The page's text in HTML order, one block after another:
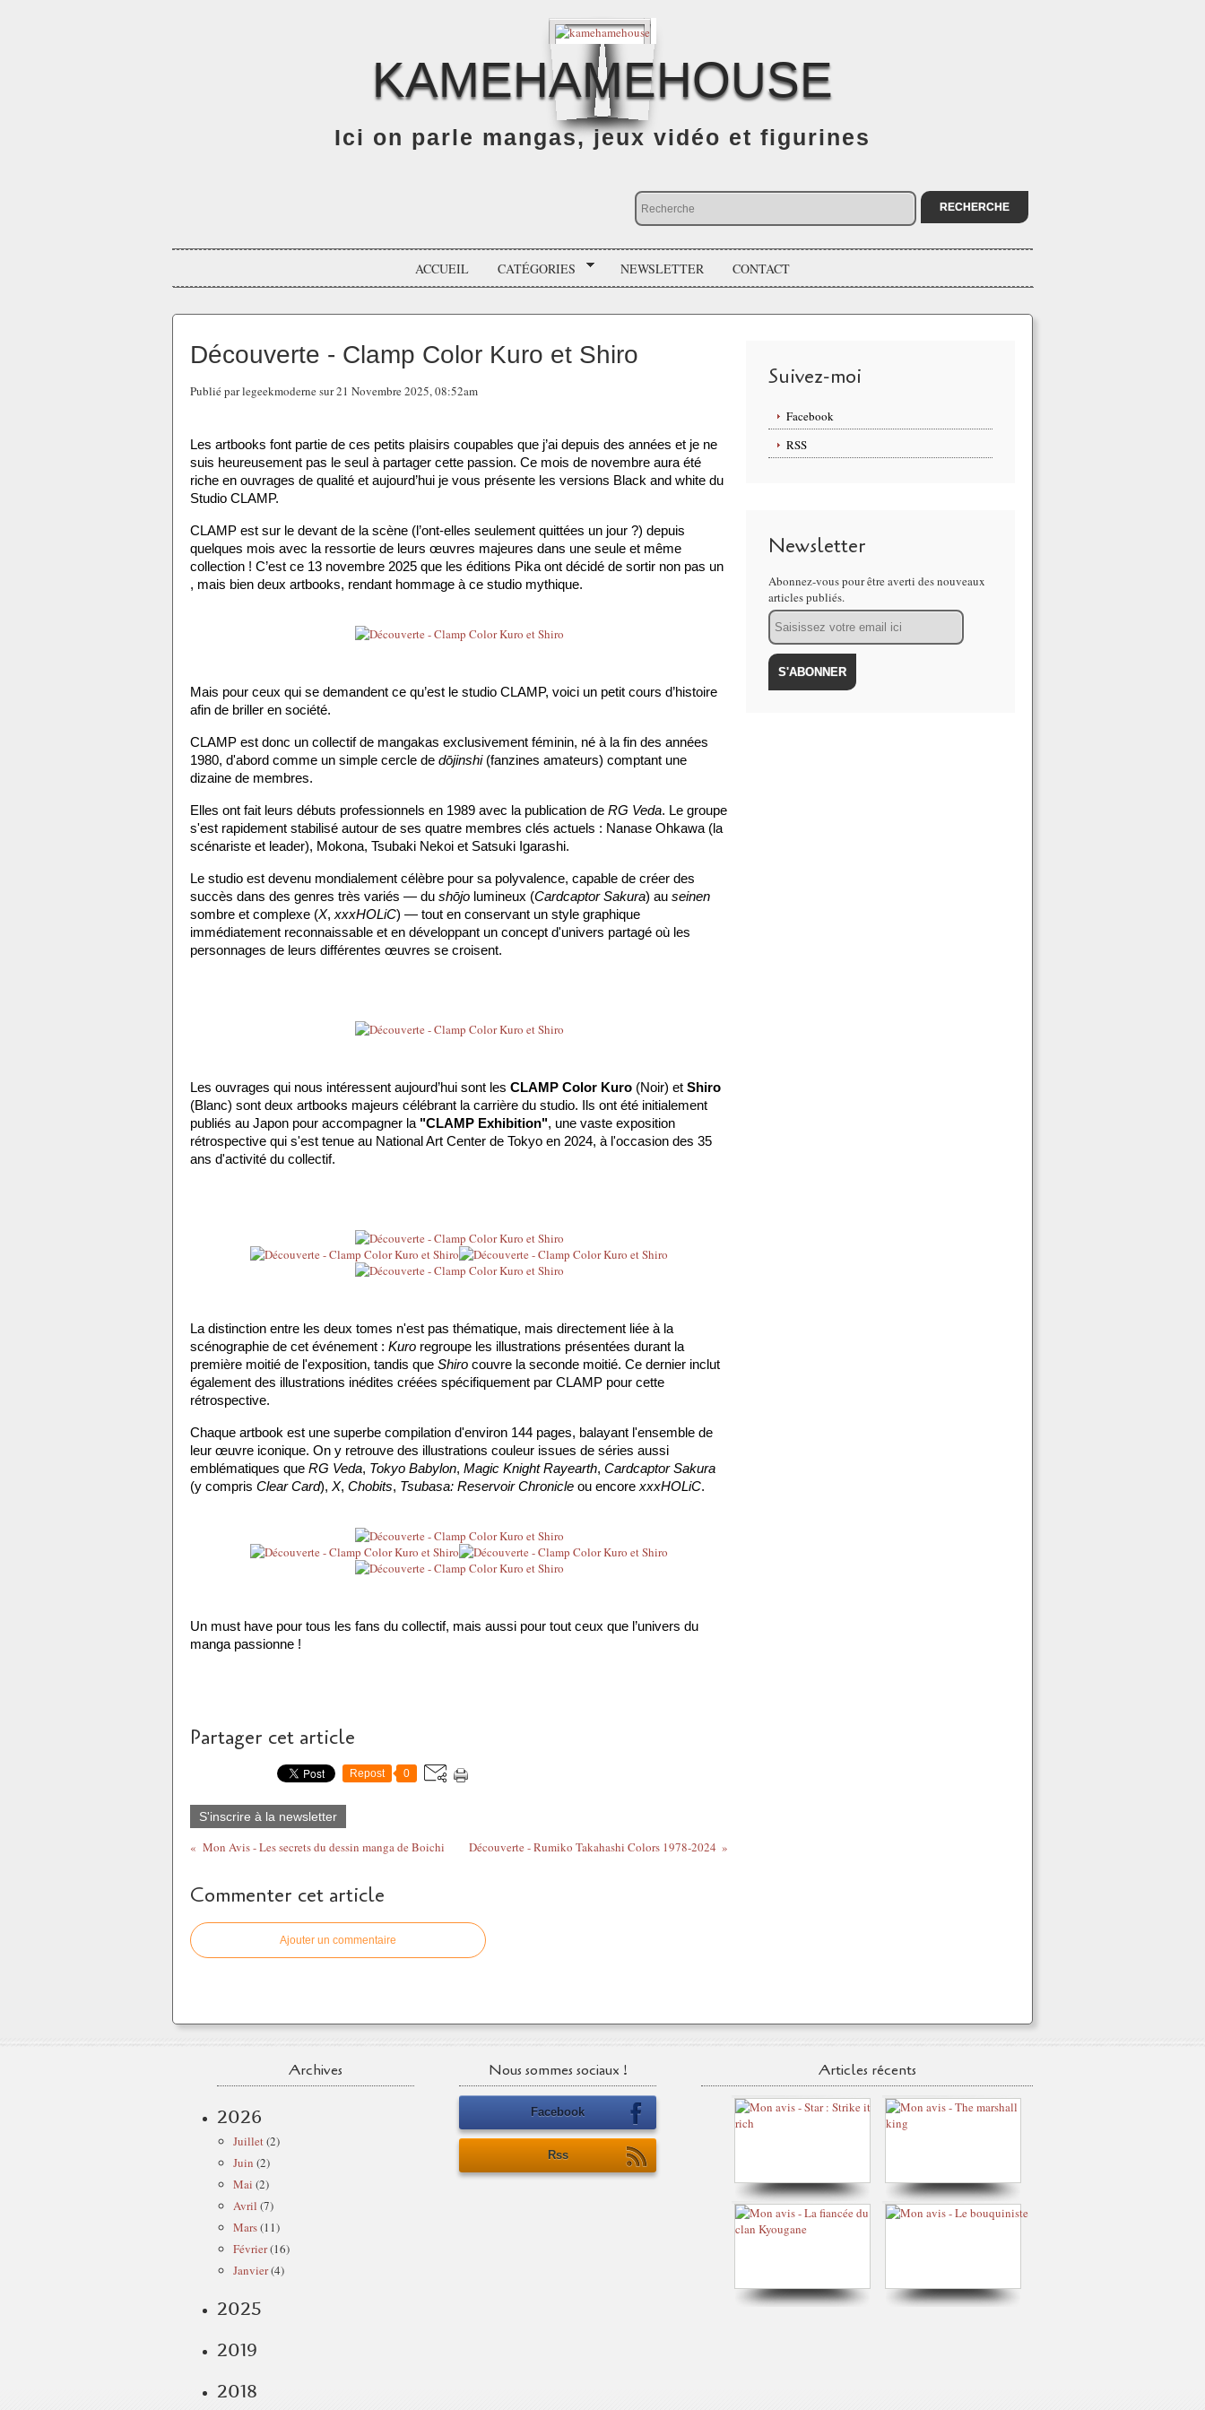
KAMEHAMEHOUSE
Ici on parle mangas, jeux vidéo et figurines
ACCUEIL CATÉGORIES NEWSLETTER CONTACT
Découverte - Clamp Color Kuro et Shiro
Publié par legeekmoderne sur 21 Novembre 2025, 08:52am
Les artbooks font partie de ces petits plaisirs coupables que j’ai depuis des années et je ne
suis heureusement pas le seul à partager cette passion. Ce mois de novembre aura été
riche en ouvrages de qualité et aujourd’hui je vous présente les versions Black and white du
Studio CLAMP.
CLAMP est sur le devant de la scène (l’ont-elles seulement quittées un jour ?) depuis
quelques mois avec la ressortie de leurs œuvres majeures dans une seule et même
collection ! C’est ce 13 novembre 2025 que les éditions Pika ont décidé de sortir non pas un
, mais bien deux artbooks, rendant hommage à ce studio mythique.
Mais pour ceux qui se demandent ce qu’est le studio CLAMP, voici un petit cours d’histoire
afin de briller en société.
CLAMP est donc un collectif de mangakas exclusivement féminin, né à la fin des années
1980, d'abord comme un simple cercle de dōjinshi (fanzines amateurs) comptant une
dizaine de membres.
Elles ont fait leurs débuts professionnels en 1989 avec la publication de RG Veda. Le groupe
s'est rapidement stabilisé autour de ses quatre membres clés actuels : Nanase Ohkawa (la
scénariste et leader), Mokona, Tsubaki Nekoi et Satsuki Igarashi.
Le studio est devenu mondialement célèbre pour sa polyvalence, capable de créer des
succès dans des genres très variés — du shōjo lumineux (Cardcaptor Sakura) au seinen
sombre et complexe (X, xxxHOLiC) — tout en conservant un style graphique
immédiatement reconnaissable et en développant un concept d'univers partagé où les
personnages de leurs différentes œuvres se croisent.
Les ouvrages qui nous intéressent aujourd’hui sont les CLAMP Color Kuro (Noir) et Shiro
(Blanc) sont deux artbooks majeurs célébrant la carrière du studio. Ils ont été initialement
publiés au Japon pour accompagner la "CLAMP Exhibition", une vaste exposition
rétrospective qui s'est tenue au National Art Center de Tokyo en 2024, à l'occasion des 35
ans d'activité du collectif.
La distinction entre les deux tomes n'est pas thématique, mais directement liée à la
scénographie de cet événement : Kuro regroupe les illustrations présentées durant la
première moitié de l'exposition, tandis que Shiro couvre la seconde moitié. Ce dernier inclut
également des illustrations inédites créées spécifiquement par CLAMP pour cette
rétrospective.
Chaque artbook est une superbe compilation d'environ 144 pages, balayant l'ensemble de
leur œuvre iconique. On y retrouve des illustrations couleur issues de séries aussi
emblématiques que RG Veda, Tokyo Babylon, Magic Knight Rayearth, Cardcaptor Sakura
(y compris Clear Card), X, Chobits, Tsubasa: Reservoir Chronicle ou encore xxxHOLiC.
Un must have pour tous les fans du collectif, mais aussi pour tout ceux que l’univers du
manga passionne !
Partager cet article
Repost 0
S'inscrire à la newsletter
Mon Avis - Les secrets du dessin manga de Boichi Découverte - Rumiko Takahashi Colors 1978-2024
Commenter cet article
Ajouter un commentaire
Suivez-moi
Facebook
RSS
Newsletter
Abonnez-vous pour être averti des nouveaux
articles publiés.
Email
Archives
2026
Juillet(2)
Juin (2)
Mai (2)
Avril (7)
Mars(11)
Février(16)
Janvier(4)
2025
2019
2018
Nous sommes sociaux !
Facebook
Rss
Articles récents